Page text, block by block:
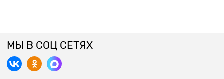
МЫ В СОЦ СЕТЯХ